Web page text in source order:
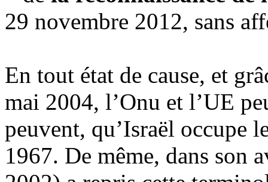
29 novembre 2012, sans
En tout état de cause, et
mai 2004, l’Onu et l’UE
peuvent, qu’Israël occupe
1967. De même, dans son